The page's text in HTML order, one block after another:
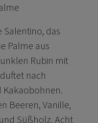
Salentino, das
Palme aus
Rubin mit
nach
Kakaobohnen.
Beeren, Vanille,
Süßholz. Acht